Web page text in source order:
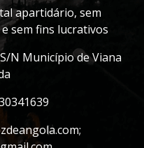
apartidário, sem
sem fins lucrativos
N Município de Viana
;